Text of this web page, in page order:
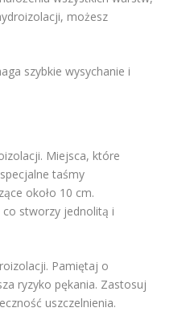
możesz
szybkie wysychanie i
Miejsca, które
taśmy
około 10 cm.
stworzy jednolitą i
Pamiętaj o
ryzyko pękania. Zastosuj
uszczelnienia.